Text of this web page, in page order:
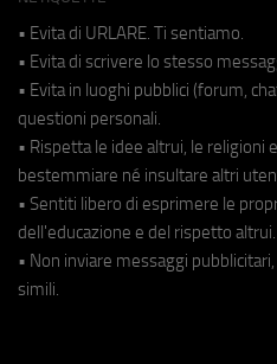
• Evita di URLARE. Ti sentiamo.
• Evita di scrivere lo stesso
• Evita in luoghi pubblici (forum,
questioni personali.
• Rispetta le idee altrui, le religioni
bestemmiare né insultare altri
• Sentiti libero di esprimere le
dell'educazione e del rispetto altrui.
• Non inviare messaggi
simili.